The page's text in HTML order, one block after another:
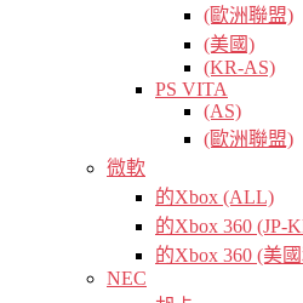
(歐洲聯盟)
(美國)
(KR-AS)
PS VITA
(AS)
(歐洲聯盟)
微軟
的Xbox (ALL)
的Xbox 360 (JP-
的Xbox 360 (美
NEC